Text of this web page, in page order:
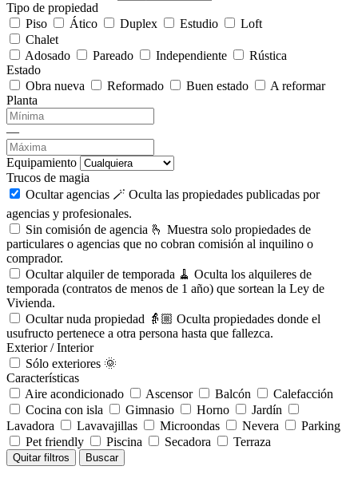
Tipo de propiedad
Piso
Ático Duplex Estudio
Loft
Chalet
Adosado
Pareado Independiente
Rústica
Estado
Obra nueva
Reformado Buen estado
A reformar
Planta
—
Equipamiento
Trucos de magia
Ocultar agencias 🪄 Oculta las propiedades publicadas por
agencias y profesionales.
Sin comisión de agencia 🫰 Muestra solo propiedades de
particulares o agencias que no cobran comisión al inquilino o
comprador.
Ocultar alquiler de temporada 🧹 Oculta los alquileres de
temporada (contratos de menos de 1 año) que sortean la Ley de
Vivienda.
Ocultar nuda propiedad 👵🏼 Oculta propiedades donde el
usufructo pertenece a otra persona hasta que fallezca.
Exterior / Interior
Sólo exteriores 🌞
Características
Aire acondicionado
Ascensor Balcón
Calefacción
Cocina con isla
Gimnasio Horno
Jardín
Lavadora
Lavavajillas Microondas Nevera
Parking
Pet friendly
Piscina Secadora Terraza
Quitar filtros Buscar